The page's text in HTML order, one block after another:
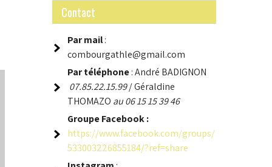
Contact
Par mail:
combourgathle@gmail.com
Par téléphone: André BADIGNON
07.85.22.15.99/ Géraldine
THOMAZO au 06 15 15 39 46
GroupeFacebook :
https://www.facebook.com/groups/
533003226855184/?ref=share